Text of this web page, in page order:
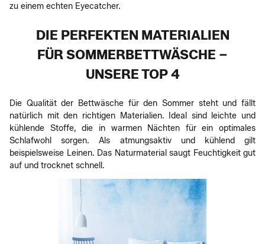
zu einem echten Eyecatcher.
DIE PERFEKTEN MATERIALIEN
FÜR SOMMERBETTWÄSCHE –
UNSERE TOP 4
Die Qualität der Bettwäsche für den Sommer steht und fällt
natürlich mit den richtigen Materialien. Ideal sind leichte und
kühlende Stoffe, die in warmen Nächten für ein optimales
Schlafwohl sorgen. Als atmungsaktiv und kühlend gilt
beispielsweise Leinen. Das Naturmaterial saugt Feuchtigkeit gut
auf und trocknet schnell.